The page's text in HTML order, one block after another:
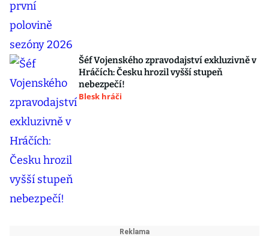
Šéf Vojenského zpravodajství exkluzivně v
Hráčích: Česku hrozil vyšší stupeň
nebezpečí!
Blesk hráči